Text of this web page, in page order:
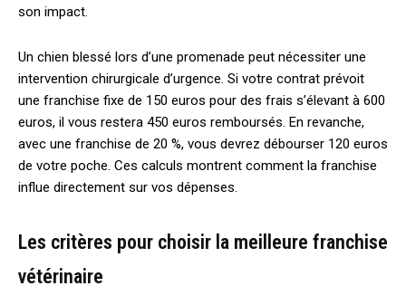
son impact.
Un chien blessé lors d’une promenade peut nécessiter une
intervention chirurgicale d’urgence. Si votre contrat prévoit
une franchise fixe de 150 euros pour des frais s’élevant à 600
euros, il vous restera 450 euros remboursés. En revanche,
avec une franchise de 20 %, vous devrez débourser 120 euros
de votre poche. Ces calculs montrent comment la franchise
influe directement sur vos dépenses.
Les critères pour choisir la meilleure franchise
vétérinaire